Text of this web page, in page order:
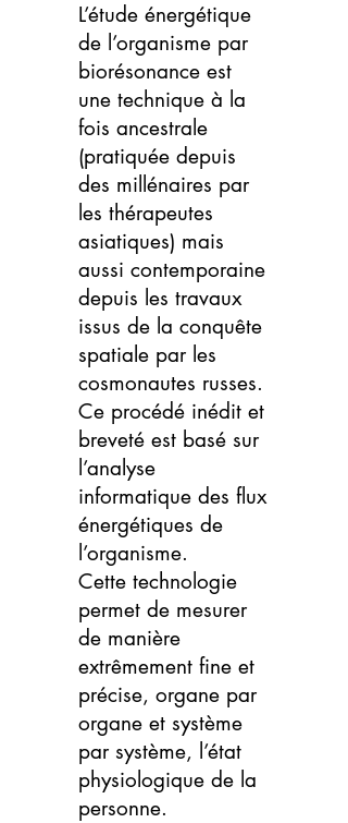
L’étude énergétique
de l’organisme par
biorésonance est
une technique à la
fois ancestrale
(pratiquée depuis
des millénaires par
les thérapeutes
asiatiques) mais
aussi contemporaine
depuis les travaux
issus de la conquête
spatiale par les
cosmonautes russes.
Ce procédé inédit et
breveté est basé sur
l’analyse
informatique des flux
énergétiques de
l’organisme.
Cette technologie
permet de mesurer
de manière
extrêmement fine et
précise, organe par
organe et système
par système, l’état
physiologique de la
personne.